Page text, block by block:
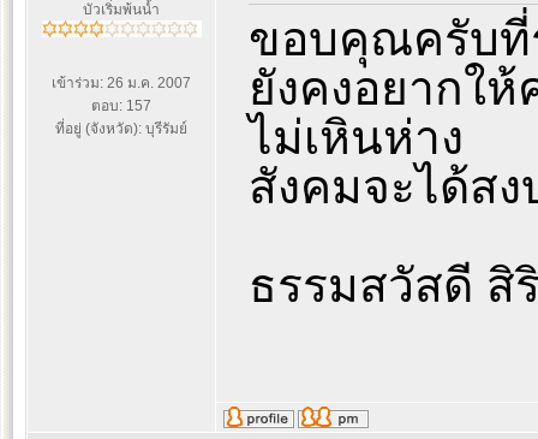
บัวเริ่มพ้นน้ำ
เข้าร่วม: 26 ม.ค. 2007
ตอบ: 157
ที่อยู่ (จังหวัด): บุรีรัมย์
ขอบคุณครับที่
ยังคงอยากใ
ไม่เหินห่าง
สังคมจะได้ส
ธรรมสวัสดี สิ